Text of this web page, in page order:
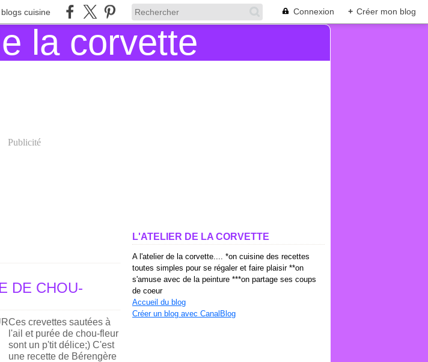
cuisine Connexion + Créer mon blog
Publicité
DE CHOU-
Ces crevettes sautées à
l'ail et purée de chou-fleur
sont un p'tit délice;) C'est
une recette de Bérengère
L'ATELIER DE LA CORVETTE
A l'atelier de la corvette.... *on cuisine des recettes
toutes simples pour se régaler et faire plaisir **on
s'amuse avec de la peinture ***on partage ses coups
de coeur
Accueil du blog
Créer un blog avec CanalBlog